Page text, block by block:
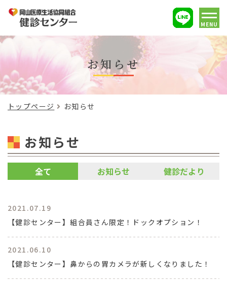
MENU
お知らせ
トップページ お知らせ
お知らせ
全て お知らせ 健診だより
2021.07.19
【健診センター】組合員さん限定！ドックオプション！
2021.06.10
【健診センター】鼻からの胃カメラが新しくなりました！